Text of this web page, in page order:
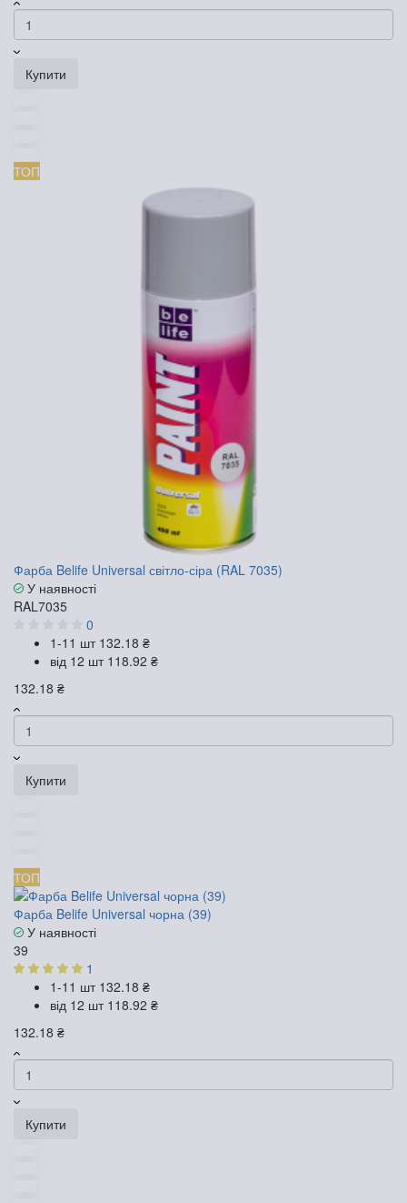
Купити
ТОП
Фарба Belife Universal світло-сіра (RAL 7035)
У наявності
RAL7035
0
1-11 шт 132.18 ₴
від 12 шт 118.92 ₴
132.18 ₴
Купити
ТОП
Фарба Belife Universal чорна (39)
У наявності
39
1
1-11 шт 132.18 ₴
від 12 шт 118.92 ₴
132.18 ₴
Купити